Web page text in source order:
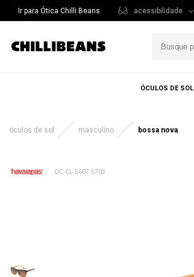
Ir para Ótica Chilli Beans acessibilidade
ÓCULOS DE SOL
óculos de sol masculino bossa nova
OC.CL.5607.5702